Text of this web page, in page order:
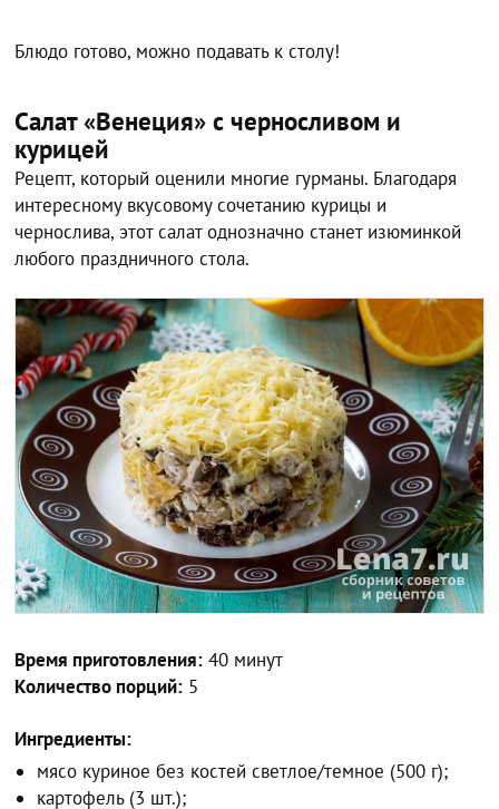
Блюдо готово, можно подавать к столу!
Салат «Венеция» с черносливом и
курицей
Рецепт, который оценили многие гурманы. Благодаря
интересному вкусовому сочетанию курицы и
чернослива, этот салат однозначно станет изюминкой
любого праздничного стола.
Время приготовления: 40 минут
Количество порций: 5
Ингредиенты:
мясо куриное без костей светлое/темное (500 г);
картофель (3 шт.);